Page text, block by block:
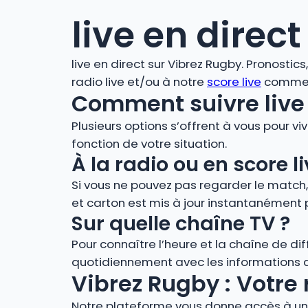
live en direct
live en direct sur Vibrez Rugby.
radio live et/ou à notre score live
Comment suivre
Plusieurs options s’offrent à vous pour
fonction de votre situation.
À la radio ou en score
Si vous ne pouvez pas regarder le
et carton est mis à jour instantanément
Sur quelle chaîne TV ?
Pour connaître l’heure et la chaîne de
quotidiennement avec les informations
Vibrez Rugby :